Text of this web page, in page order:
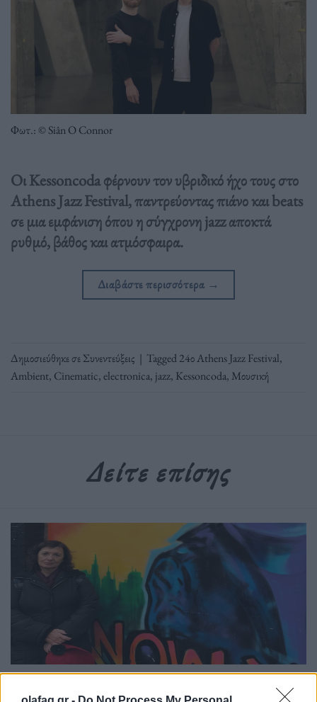
Φωτ.: © Siân O Connor
Οι Kessoncoda φέρνουν τον υβριδικό ήχο τους στο
Athens Jazz Festival, παντρεύοντας πιάνο και beats
σε μια εμφάνιση όπου η σύγχρονη jazz αποκτά
ρυθμό, βάθος και ατμόσφαιρα.
Διαβάστε περισσότερα →
Δημοσιεύθηκε σεΣυνεντεύξεις | Tagged24ο Athens Jazz Festival,
Ambient, Cinematic,electronica, jazz, Kessoncoda, Μουσική
Δείτε επίσης